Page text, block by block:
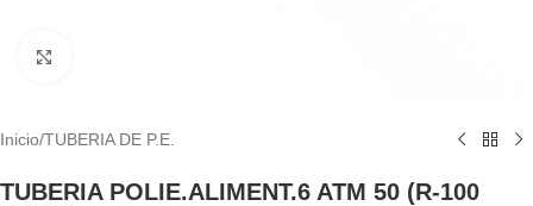
Inicio/TUBERIA DE P.E.
TUBERIA POLIE.ALIMENT.6 ATM 50 (R-100